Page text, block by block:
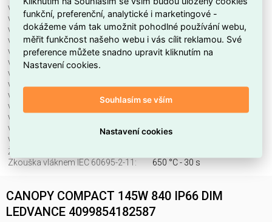
Vhodné pro monitor. pracoviště:
Vhodné pro montáž na stěnu:
ne
Vhodné pro nouzové osvětlení:
ne
Vhodné pro počet svět. zdrojů:
0
Vhodné pro povrchovou montáž:
ano
Vhodné pro průběžné zapojení:
Vhodné pro stropní montáž:
Vhodné pro upínací montáž:
ne
Vhodné pro vestavnou montáž:
ano
Vhodné pro zavěšení:
Výměnný předřadník:
Výška/hloubka:
70 mm
Vyzařovací úhel.:
Životnost L70/B50 při 25 °C:
Zkouška vláknem IEC 60695-2-11:
650 °C - 30 s
CANOPY COMPACT 145W 840 IP66 DIM
LEDVANCE 4099854182587
funkční, preferenční, analytické i marketingové -
dokážeme vám tak umožnit pohodlné používání webu,
měřit funkčnost našeho webu i vás cílit reklamou. Své
preference můžete snadno upravit kliknutím na
Nastavení cookies.
Souhlasím se vším
Nastavení cookies